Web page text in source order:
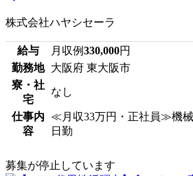
株式会社ハヤシセーラ
給与 月収例330,000円
勤務地
大阪府 東大阪市
寮・社
宅
なし
仕事内
容
≪月収33万円・正社員≫機
日勤
募集が停止しています